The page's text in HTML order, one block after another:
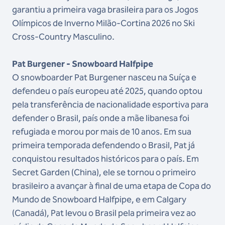
garantiu a primeira vaga brasileira para os Jogos
Olímpicos de Inverno Milão-Cortina 2026 no Ski
Cross-Country Masculino.
Pat Burgener - Snowboard Halfpipe
O snowboarder Pat Burgener nasceu na Suíça e
defendeu o país europeu até 2025, quando optou
pela transferência de nacionalidade esportiva para
defender o Brasil, país onde a mãe libanesa foi
refugiada e morou por mais de 10 anos. Em sua
primeira temporada defendendo o Brasil, Pat já
conquistou resultados históricos para o país. Em
Secret Garden (China), ele se tornou o primeiro
brasileiro a avançar à final de uma etapa de Copa do
Mundo de Snowboard Halfpipe, e em Calgary
(Canadá), Pat levou o Brasil pela primeira vez ao